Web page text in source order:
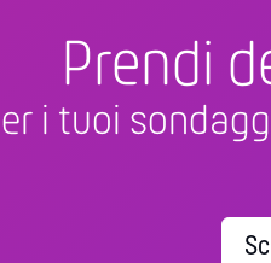
Prendi
i tuoi